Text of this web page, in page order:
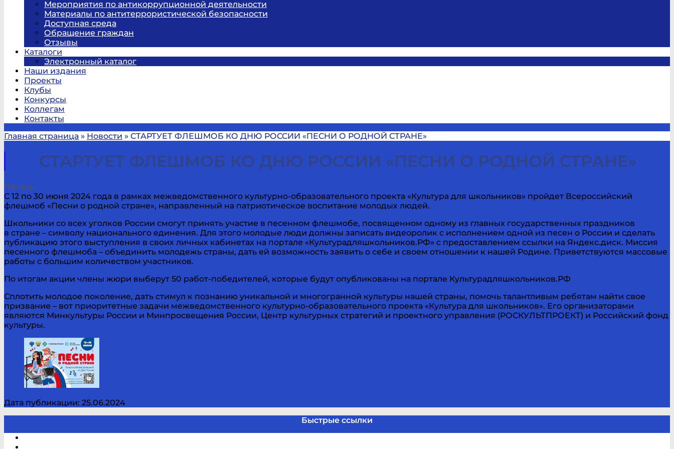
Мероприятия по антикоррупционной деятельности
Материалы по антитеррористической безопасности
Доступная среда
Обращение граждан
Отзывы
Каталоги
Электронный каталог
Наши издания
Проекты
Клубы
Конкурсы
Коллегам
Контакты
Главная страница » Новости » СТАРТУЕТ ФЛЕШМОБ КО ДНЮ РОССИИ «ПЕСНИ О РОДНОЙ СТРАНЕ»
СТАРТУЕТ ФЛЕШМОБ КО ДНЮ РОССИИ «ПЕСНИ О РОДНОЙ СТРАНЕ»
Печать
С 12 по 30 июня 2024 года в рамках межведомственного культурно-образовательного проекта «Культура для школьников» пройдет Всероссийский
флешмоб «Песни о родной стране», направленный на патриотическое воспитание молодых людей.
Школьники со всех уголков России смогут принять участие в песенном флешмобе, посвященном одному из главных государственных праздников
в стране – символу национального единения. Для этого молодые люди должны записать видеоролик с исполнением одной из песен о России и сделать
публикацию этого выступления в своих личных кабинетах на портале «Культурадляшкольников.РФ» с предоставлением ссылки на Яндекс.диск. Миссия
песенного флешмоба – объединить молодежь страны, дать ей возможность заявить о себе и своем отношении к нашей Родине. Приветствуются массовые
работы с большим количеством участников.
По итогам акции члены жюри выберут 50 работ-победителей, которые будут опубликованы на портале Культурадляшкольников.РФ
Сплотить молодое поколение, дать стимул к познанию уникальной и многогранной культуры нашей страны, помочь талантливым ребятам найти свое
призвание – вот приоритетные задачи межведомственного культурно-образовательного проекта «Культура для школьников». Его организаторами
являются Минкультуры России и Минпросвещения России, Центр культурных стратегий и проектного управления (РОСКУЛЬТПРОЕКТ) и Российский фонд
культуры.
Дата публикации: 25.06.2024
Быстрые ссылки